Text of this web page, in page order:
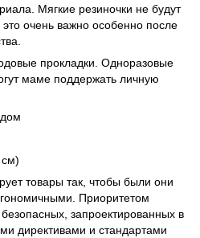
Мягкие резиночки не будут
очень важно особенно после
прокладки. Одноразовые
маме поддержать личную
товары так, чтобы были они
Приоритетом
запроектированных в
директивами и стандартами